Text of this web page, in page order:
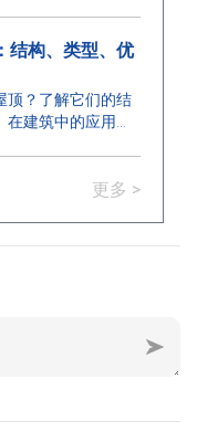
结构、类型、优
顶？了解它们的结
建筑中的应用，
更多 >